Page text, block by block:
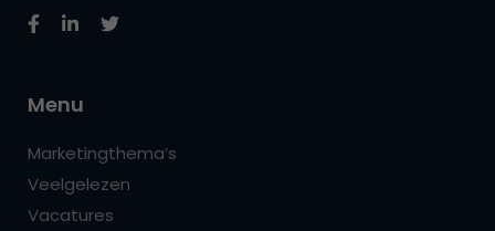
Menu
Marketingthema’s
Veelgelezen
Vacatures